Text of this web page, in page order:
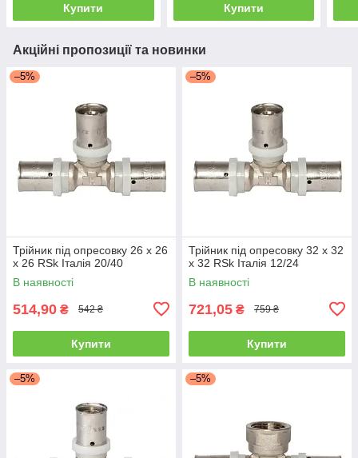
Купити Купити
Акційні пропозиції та новинки
–5%
Трійник під опресовку 26 х 26
х 26 RSk Італія 20/40
В наявності
514,90 ₴ 542 ₴
Купити
–5%
Трійник під опресовку 32 х 32
х 32 RSk Італія 12/24
В наявності
721,05 ₴ 759 ₴
Купити
–5% –5%